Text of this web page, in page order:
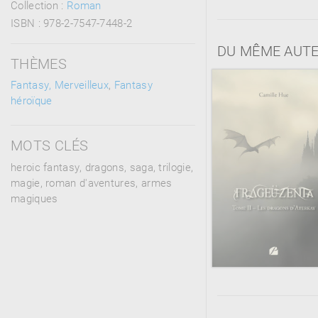
DU MÊME
Collection : Roman
ISBN : 978-2-7547-7448-2
THÈMES
Fantasy, Merveilleux, Fantasy
héroïque
MOTS CLÉS
heroic fantasy, dragons, saga, trilogie,
magie, roman d'aventures, armes
magiques